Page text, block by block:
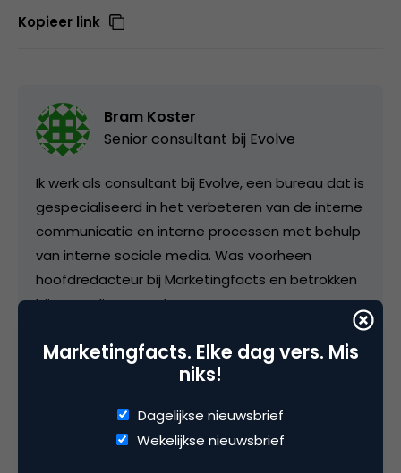
Kopieer link
Bram Koster
Senior consultant bij Evolve
Ik werk als consultant bij Evolve, een bureau dat is
gespecialiseerd in het verbeteren van de interne
communicatie en interne processen met behulp
van interne sociale media. Was voorheen
hoofdredacteur bij Marketingfacts en betrokken
bij o.a. Online Tuesday en NIMA.
Marketingfacts. Elke dag vers. Mis
niks!
Dagelijkse nieuwsbrief
Wekelijkse nieuwsbrief